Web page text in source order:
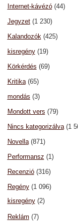
Internet-kávézó(44)
Jegyzet(1 230)
Kalandozók(425)
kisregény(19)
Körkérdés (69)
Kritika(65)
mondás (3)
Mondott vers (79)
Nincs kategorizálva(1
Novella(871)
Performansz (1)
Recenzió(316)
Regény(1 096)
kisregény(2)
Reklám (7)